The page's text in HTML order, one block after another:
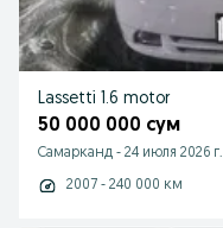
Lassetti 1.6 motor
50 000 000 сум
Самарканд - 24 июля 2026 г.
2007 - 240 000 км